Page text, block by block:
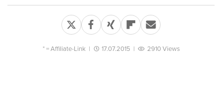
* =Affiliate-Link | 17.07.2015 | 2910 Views